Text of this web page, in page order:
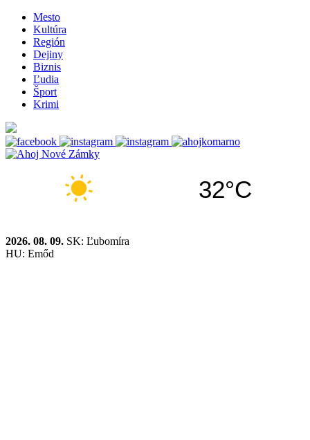
Mesto
Kultúra
Región
Dejiny
Biznis
Ľudia
Šport
Krimi
32°C
2026. 08. 09. SK: Ľubomíra
HU: Emőd